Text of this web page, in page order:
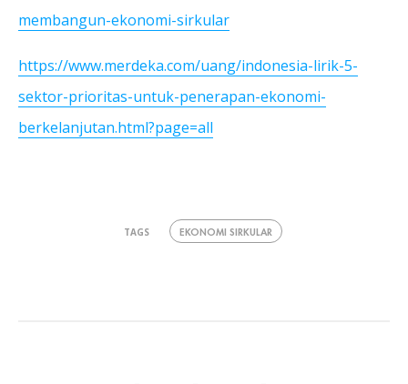
membangun-ekonomi-sirkular
https://www.merdeka.com/uang/indonesia-lirik-5-
sektor-prioritas-untuk-penerapan-ekonomi-
berkelanjutan.html?page=all
TAGS EKONOMI SIRKULAR